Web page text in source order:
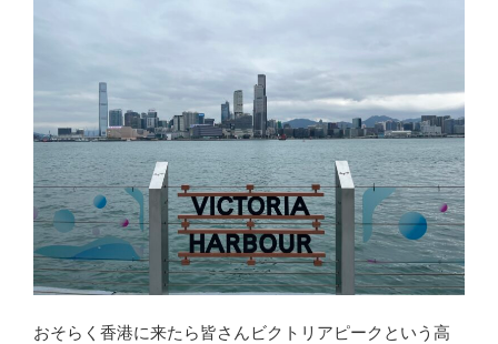
おそらく香港に来たら皆さんビクトリアピークという高